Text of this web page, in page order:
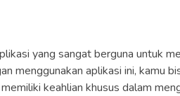
yang sangat berguna untuk
menggunakan aplikasi ini, kamu
keahlian khusus dalam